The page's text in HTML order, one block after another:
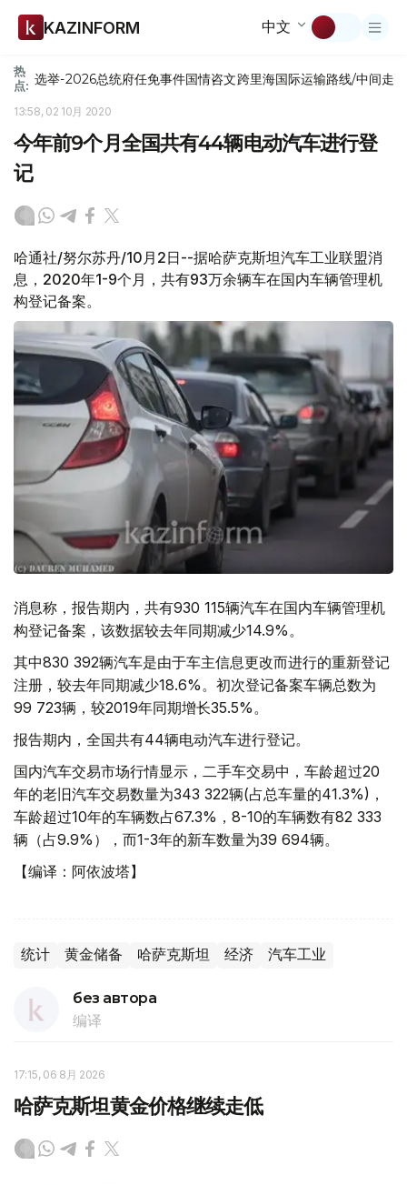
KAZINFORM 中文
热
点: 选举-2026总统府任免事件国情咨文跨里海国际运输路线/中间走廊
13:58, 02 10月 2020
今年前9个月全国共有44辆电动汽车进行登
记
哈通社/努尔苏丹/10月2日--据哈萨克斯坦汽车工业联盟消
息，2020年1-9个月，共有93万余辆车在国内车辆管理机
构登记备案。
消息称，报告期内，共有930 115辆汽车在国内车辆管理机
构登记备案，该数据较去年同期减少14.9%。
其中830 392辆汽车是由于车主信息更改而进行的重新登记
注册，较去年同期减少18.6%。初次登记备案车辆总数为
99 723辆，较2019年同期增长35.5%。
报告期内，全国共有44辆电动汽车进行登记。
国内汽车交易市场行情显示，二手车交易中，车龄超过20
年的老旧汽车交易数量为343 322辆(占总车量的41.3%)，
车龄超过10年的车辆数占67.3%，8-10的车辆数有82 333
辆（占9.9%），而1-3年的新车数量为39 694辆。
【编译：阿依波塔】
统计 黄金储备 哈萨克斯坦 经济 汽车工业
без автора
编译
17:15, 06 8月 2026
哈萨克斯坦黄金价格继续走低